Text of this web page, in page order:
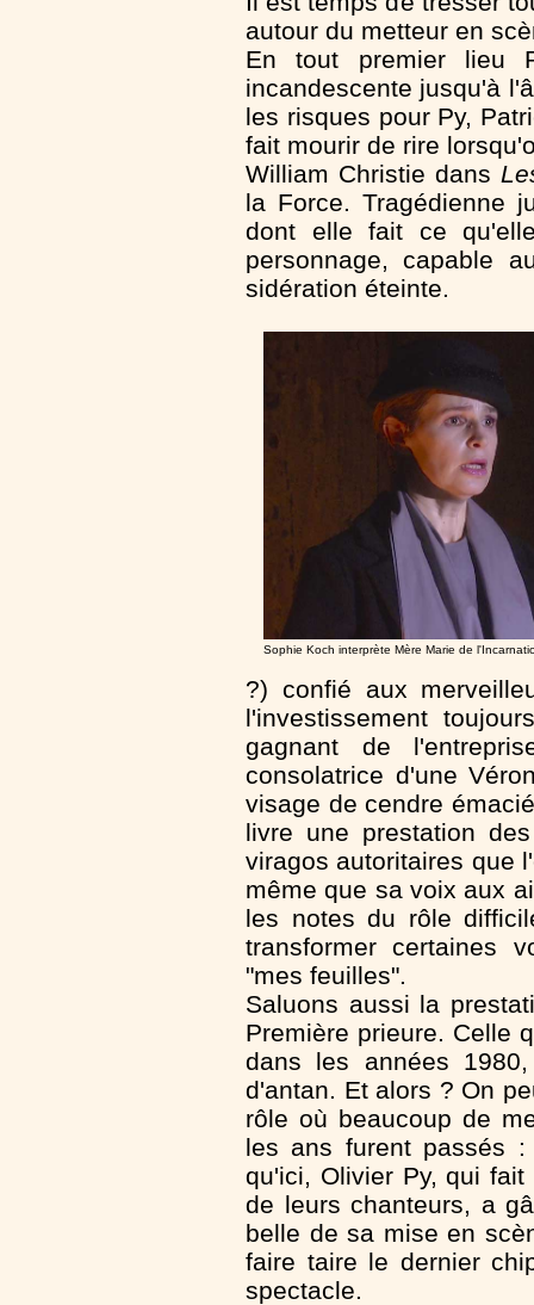
autour du metteur en
En tout premier lieu
incandescente jusqu'à
les risques pour Py,
fait mourir de rire
William Christie dans
la Force. Tragédienne
dont elle fait ce
personnage, capable
sidération éteinte.
Sophie Koch interprète Mère Marie de
?) confié aux
l'investissement
gagnant de
consolatrice d'une
visage de cendre
livre une prestation
viragos autoritaires que
même que sa voix aux
les notes du rôle
transformer certaines
"mes feuilles".
Saluons aussi la
Première prieure. Celle
dans les années
d'antan. Et alors ? On
rôle où beaucoup de
les ans furent passés
qu'ici, Olivier Py, qui
de leurs chanteurs, a
belle de sa mise en
faire taire le dernier
spectacle.